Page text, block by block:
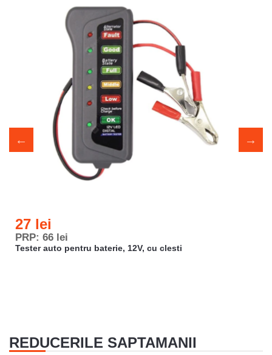
27 lei
PRP: 66 lei
Tester auto pentru baterie, 12V, cu clesti
REDUCERILE SAPTAMANII